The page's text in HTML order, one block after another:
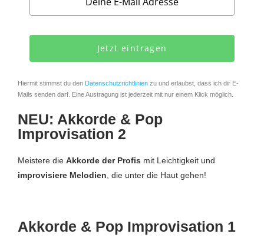
Jetzt eintragen
Hiermit stimmst du den Datenschutzrichtlinien zu und erlaubst, dass ich dir E-
Mails senden darf. Eine Austragung ist jederzeit mit nur einem Klick möglich.
NEU: Akkorde & Pop
Improvisation 2
Meistere die Akkorde der Profis mit Leichtigkeit und
improvisiere Melodien , die unter die Haut gehen!
Akkorde & Pop Improvisation 1